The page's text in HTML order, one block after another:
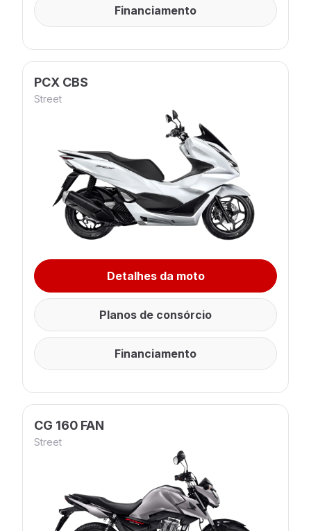
Financiamento
PCX CBS
Street
Detalhes da moto
Planos de consórcio
Financiamento
CG 160 FAN
Street